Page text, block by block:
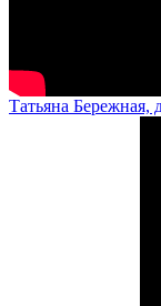
Татьяна Бережная,